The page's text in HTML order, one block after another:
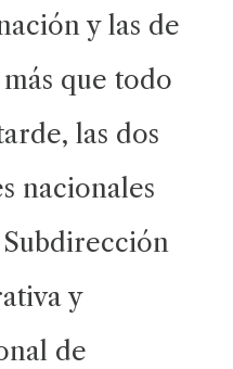
y las de
que todo
las dos
nacionales
y
de